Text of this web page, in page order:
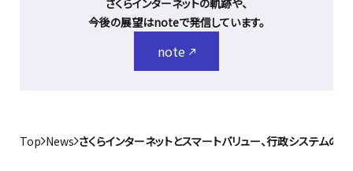
今後の展望はnoteで発信しています。
note
Top News さくらインターネットとスマートバリュー、行政システム